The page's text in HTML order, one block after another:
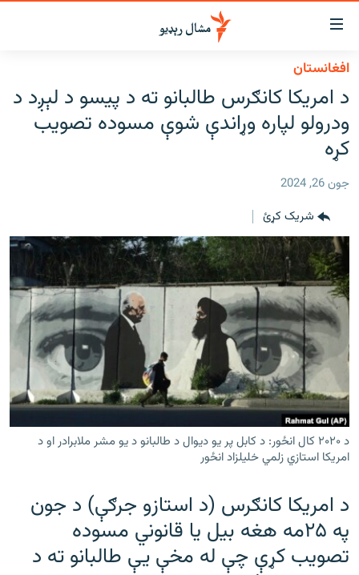
د
لاسرسي
ځای
عمومي
پاڼې
موضوع
ته
شئ
عمومي
کورپاڼې
ته
لاړ
شئ
لټون
ته
ورشئ
کور
لنډ خبرونه
پښتونخوا او قبایل
افغانستان
نړۍ
ځانګړې مرکې، شننې
انځور او ویډیو
اوونیزې خپرونې
Gandhara
موږ وڅارئ
د ازادې اروپا راډیو ټولې ووبپاڼې
افغانستان
د امریکا کانګرس طالبانو ته د پیسو د لېږد د
ودرولو لپاره وړاندې شوې مسوده تصویب
کړه
جون 26, 2024
شریک کړئ
د ۲۰۲۰ کال انځور: د کابل پر يو دیوال د طالبانو د يو مشر ملابرادر او د
امريکا استازي زلمي خلیلزاد انځور
د امریکا کانګرس (د استازو جرګې) د جون
په ۲۵مه هغه بیل یا قانوني مسوده
تصویب کړې چې له مخې یې طالبانو ته د